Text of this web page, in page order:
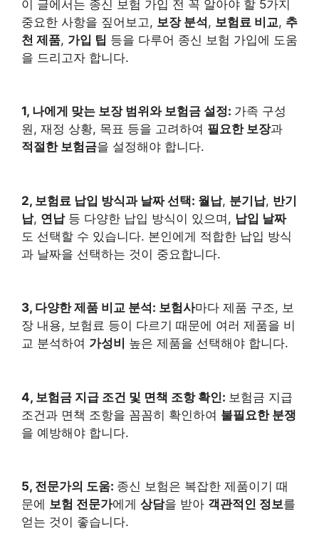
이 글에서는 종신 보험 가입 전 꼭 알아야 할 5가지
중요한 사항을 짚어보고, 보장 분석, 보험료 비교, 추
천 제품, 가입 팁 등을 다루어 종신 보험 가입에 도움
을 드리고자 합니다.
1, 나에게 맞는 보장 범위와 보험금 설정: 가족 구성
원, 재정 상황, 목표 등을 고려하여 필요한 보장과
적절한 보험금을 설정해야 합니다.
2, 보험료 납입 방식과 날짜 선택: 월납, 분기납, 반기
납, 연납등 다양한 납입 방식이 있으며, 납입 날짜
도 선택할 수 있습니다. 본인에게 적합한 납입 방식
과 날짜을 선택하는 것이 중요합니다.
3, 다양한 제품 비교 분석: 보험사마다 제품 구조, 보
장 내용, 보험료 등이 다르기 때문에 여러 제품을 비
교 분석하여 가성비 높은 제품을 선택해야 합니다.
4, 보험금 지급 조건 및 면책 조항 확인: 보험금 지급
조건과 면책 조항을 꼼꼼히 확인하여 불필요한 분쟁
을 예방해야 합니다.
5, 전문가의 도움: 종신 보험은 복잡한 제품이기 때
문에 보험 전문가에게 상담을 받아 객관적인 정보를
얻는 것이 좋습니다.